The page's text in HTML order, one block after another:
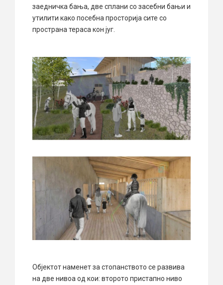
заедничка бања, две сплани со засебни бањи и
утилити како посебна просторија сите со
пространа тераса кон југ.
Објектот наменет за стопанството се развива
на две нивоа од кои: второто пристапно ниво